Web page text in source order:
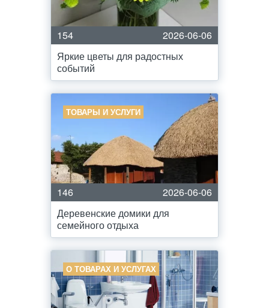
154
2026-06-06
Яркие цветы для радостных
событий
ТОВАРЫ И УСЛУГИ
146
2026-06-06
Деревенские домики для
семейного отдыха
О ТОВАРАХ И УСЛУГАХ